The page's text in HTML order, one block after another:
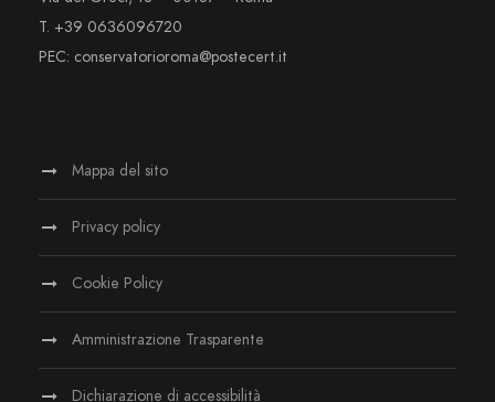
T. +39 0636096720
PEC: conservatorioroma@postecert.it
Mappa del sito
Privacy policy
Cookie Policy
Amministrazione Trasparente
Dichiarazione di accessibilità